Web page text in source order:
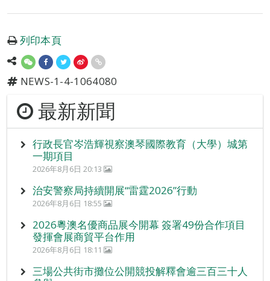
列印本頁
NEWS-1-4-1064080
最新新聞
行政長官岑浩輝視察澳琴國際教育（大學）城第
一期項目
2026年8月6日 20:13
治安警察局持續開展“雷霆2026”行動
2026年8月6日 18:55
2026粵澳名優商品展今開幕 簽署49份合作項目
發揮會展商貿平台作用
2026年8月6日 18:11
三場公共街市攤位公開競投解釋會逾三百三十人